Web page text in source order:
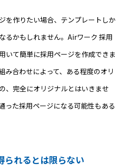
を作りたい場合、テンプレートしか
るかもしれません。Airワーク 採用
いて簡単に採用ページを作成できま
み合わせによって、ある程度のオリ
、完全にオリジナルとはいきませ
った採用ページになる可能性もある
られるとは限らない